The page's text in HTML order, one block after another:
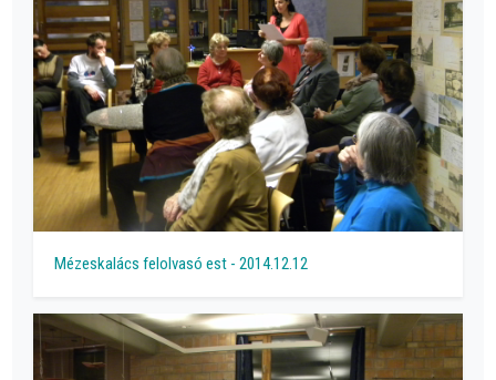
Mézeskalács felolvasó est - 2014.12.12